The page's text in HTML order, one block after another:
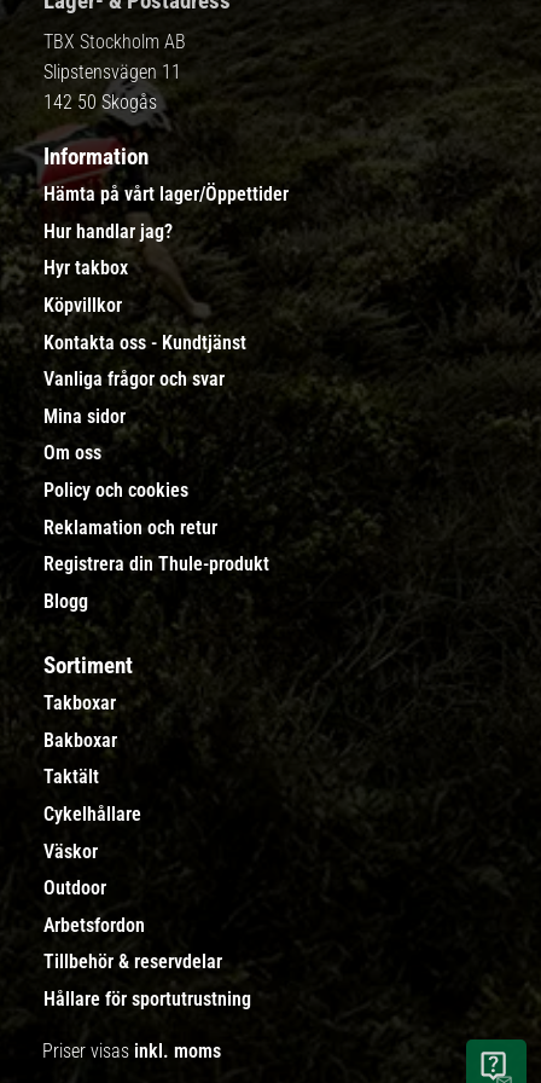
TBX Stockholm AB
Slipstensvägen 11
142 50 Skogås
Information
Hämta på vårt lager/Öppettider
Hur handlar jag?
Hyr takbox
Köpvillkor
Kontakta oss - Kundtjänst
Vanliga frågor och svar
Mina sidor
Om oss
Policy och cookies
Reklamation och retur
Registrera din Thule-produkt
Blogg
Sortiment
Takboxar
Bakboxar
Taktält
Cykelhållare
Väskor
Outdoor
Arbetsfordon
Tillbehör & reservdelar
Hållare för sportutrustning
Priser visas inkl. moms